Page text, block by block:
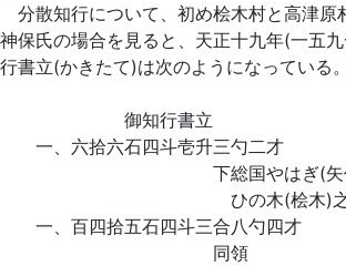
分散知行について、初め桧木村と高津原
神保氏の場合を見ると、天正十九年(一五
行書立(かきたて)は次のようになっている。
御知行書立
一、六拾六石四斗壱升三勺二才
下総国やはぎ(矢作)
ひの木(桧木)之
一、百四拾五石四斗三合八勺四才
同領